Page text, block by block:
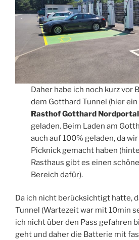
Daher habe ich noch kurz vor
dem Gotthard Tunnel (hier ein
Rasthof Gotthard Nordportal
geladen. Beim Laden am
auch auf 100% geladen, da
Picknick gemacht haben
Rasthaus gibt es einen
Bereich dafür).
Da ich nicht berücksichtigt hatte,
Tunnel (Wartezeit war mit 10min
ich nicht über den Pass gefahren
geht und daher die Batterie mit